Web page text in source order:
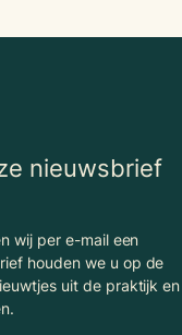
nieuwsbrief
wij per e-mail een
houden we u op de
uit de praktijk en